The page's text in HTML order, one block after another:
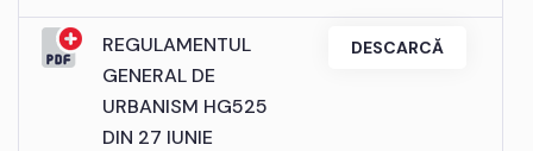
REGULAMENTUL
GENERAL DE
URBANISM HG525
DIN 27 IUNIE
DESCARCĂ